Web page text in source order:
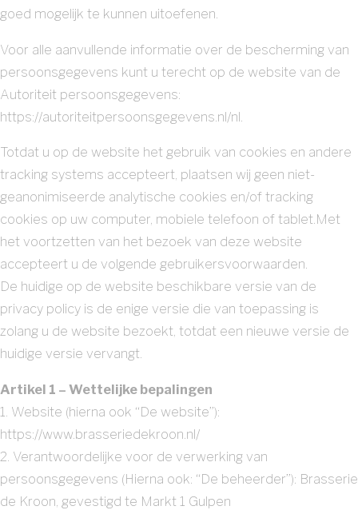
goed mogelijk te kunnen uitoefenen.
Voor alle aanvullende informatie over de bescherming van
persoonsgegevens kunt u terecht op de website van de
Autoriteit persoonsgegevens:
https://autoriteitpersoonsgegevens.nl/nl.
Totdat u op de website het gebruik van cookies en andere
tracking systems accepteert, plaatsen wij geen niet-
geanonimiseerde analytische cookies en/of tracking
cookies op uw computer, mobiele telefoon of tablet.Met
het voortzetten van het bezoek van deze website
accepteert u de volgende gebruikersvoorwaarden.
De huidige op de website beschikbare versie van de
privacy policy is de enige versie die van toepassing is
zolang u de website bezoekt, totdat een nieuwe versie de
huidige versie vervangt.
Artikel 1 – Wettelijke bepalingen
1. Website (hierna ook “De website”):
https://www.brasseriedekroon.nl/
2. Verantwoordelijke voor de verwerking van
persoonsgegevens (Hierna ook: “De beheerder”): Brasserie
de Kroon, gevestigd te Markt 1 Gulpen